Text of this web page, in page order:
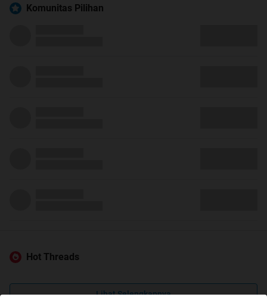
Komunitas Pilihan
Hot Threads
Lihat Selengkapnya